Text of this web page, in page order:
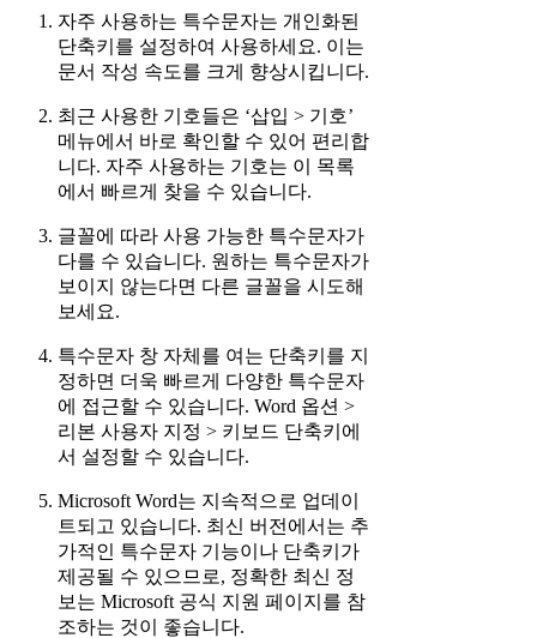
자주 사용하는 특수문자는 개인화된
단축키를 설정하여 사용하세요. 이는
문서 작성 속도를 크게 향상시킵니다.
최근 사용한 기호들은 ‘삽입 > 기호’
메뉴에서 바로 확인할 수 있어 편리합
니다. 자주 사용하는 기호는 이 목록
에서 빠르게 찾을 수 있습니다.
글꼴에 따라 사용 가능한 특수문자가
다를 수 있습니다. 원하는 특수문자가
보이지 않는다면 다른 글꼴을 시도해
보세요.
특수문자 창 자체를 여는 단축키를 지
정하면 더욱 빠르게 다양한 특수문자
에 접근할 수 있습니다. Word 옵션 >
리본 사용자 지정 > 키보드 단축키에
서 설정할 수 있습니다.
Microsoft Word는 지속적으로 업데이
트되고 있습니다. 최신 버전에서는 추
가적인 특수문자 기능이나 단축키가
제공될 수 있으므로, 정확한 최신 정
보는 Microsoft 공식 지원 페이지를 참
조하는 것이 좋습니다.